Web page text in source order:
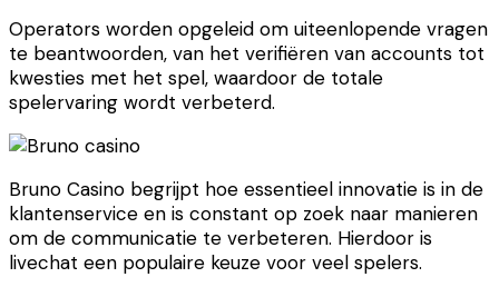
Operators worden opgeleid om uiteenlopende vragen
te beantwoorden, van het verifiëren van accounts tot
kwesties met het spel, waardoor de totale
spelervaring wordt verbeterd.
Bruno Casino begrijpt hoe essentieel innovatie is in de
klantenservice en is constant op zoek naar manieren
om de communicatie te verbeteren. Hierdoor is
livechat een populaire keuze voor veel spelers.